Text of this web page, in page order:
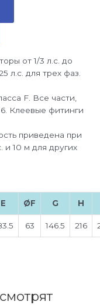
от 1/3 л.с. до
л.с. для трех фаз.
F. Все части,
Клеевые фитинги
приведена при
и 10 м для других
E ØF G H
63 146.5 216